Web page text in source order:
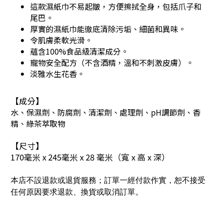
這款濕紙巾不易起皺，方便擦拭全身，包括爪子和
尾巴。
厚實的濕紙巾能徹底清除污垢、細菌和異味。
令肌膚柔軟光滑。
蘊含100%食品級清潔成分。
寵物安全配方（不含酒精，溫和不刺激皮膚）。
淡雅水生花香。
【成分】
水、保濕劑、防腐劑、清潔劑、處理劑、pH調節劑、香
精、綠茶萃取物
【尺寸】
170毫米 x 245毫米 x 28 毫米 （寬 x 高 x 深）
本店不設退款或退貨服務；訂單一經付款作實，恕不接受
任何原因要求退款、換貨或取消訂單。